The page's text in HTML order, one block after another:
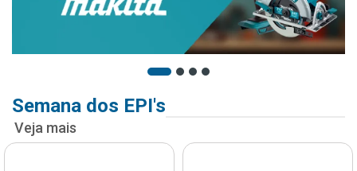
Semana dos EPI's
Veja mais